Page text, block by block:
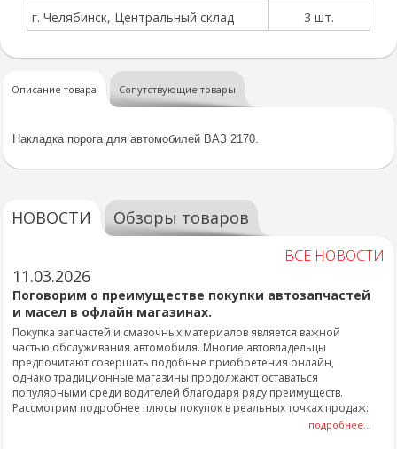
г. Челябинск, Центральный склад
3 шт.
Описание товара Сопутствующие товары
Накладка порога для автомобилей ВАЗ 2170.
НОВОСТИ Обзоры товаров
ВСЕ НОВОСТИ
11.03.2026
Поговорим о преимуществе покупки автозапчастей
и масел в офлайн магазинах.
Покупка запчастей и смазочных материалов является важной
частью обслуживания автомобиля. Многие автовладельцы
предпочитают совершать подобные приобретения онлайн,
однако традиционные магазины продолжают оставаться
популярными среди водителей благодаря ряду преимуществ.
Рассмотрим подробнее плюсы покупок в реальных точках продаж:
подробнее...